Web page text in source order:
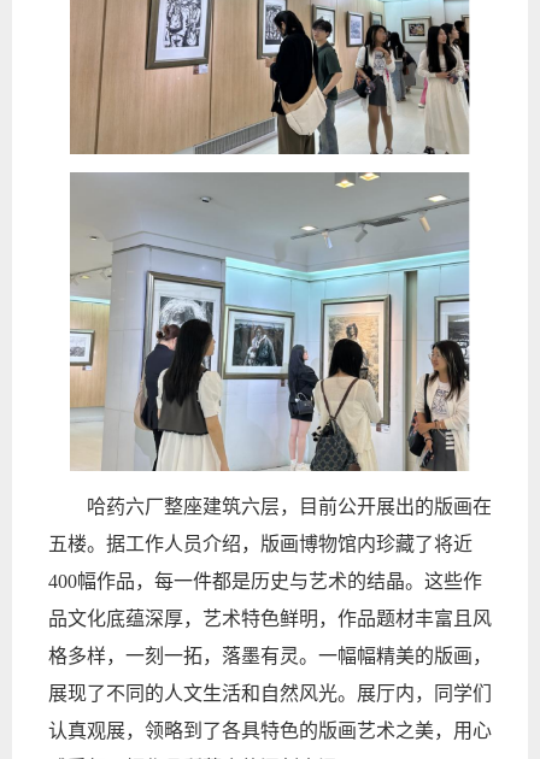
哈药六厂整座建筑六层，目前公开展出的版画在
五楼。据工作人员介绍，版画博物馆内珍藏了将近
400幅作品，每一件都是历史与艺术的结晶。这些作
品文化底蕴深厚，艺术特色鲜明 ， 作品题材丰富 且 风
格多样， 一刻一拓，落墨有灵。一幅幅精美的版画，
展现了不同的人文生活和自然风光。展厅内，同学们
认真观展，领略到了各具特色的版画艺术之美，用心